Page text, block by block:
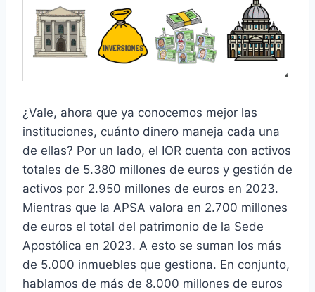
¿Vale, ahora que ya conocemos mejor las
instituciones, cuánto dinero maneja cada una
de ellas? Por un lado, el IOR cuenta con activos
totales de 5.380 millones de euros y gestión de
activos por 2.950 millones de euros en 2023.
Mientras que la APSA valora en 2.700 millones
de euros el total del patrimonio de la Sede
Apostólica en 2023. A esto se suman los más
de 5.000 inmuebles que gestiona. En conjunto,
hablamos de más de 8.000 millones de euros